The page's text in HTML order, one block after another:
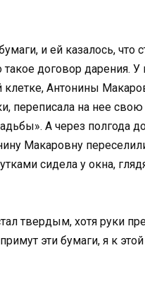
и ей казалось, что
такое договор дарения.
Антонины
переписала на нее
А через полгода
Макаровну
сидела у окна,
твердым, хотя руки
эти бумаги, я к